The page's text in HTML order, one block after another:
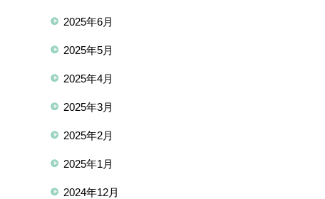
2025年6月
2025年5月
2025年4月
2025年3月
2025年2月
2025年1月
2024年12月